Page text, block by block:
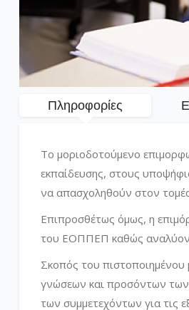
Πληροφορίες
Το μοριοδοτούμενο
εκπαίδευσης, στους
να απασχοληθούν στον
Επιπροσθέτως όμως, η
του ΕΟΠΠΕΠ καθώς
Σκοπός του πιστοποιημένου
γνώσεων και προσόντων των
των συμμετεχόντων για τις